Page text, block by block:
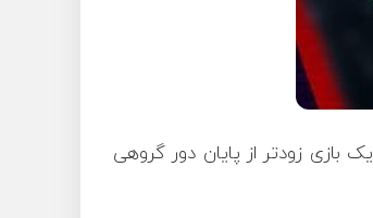
زودتر از پایان دور گروهی